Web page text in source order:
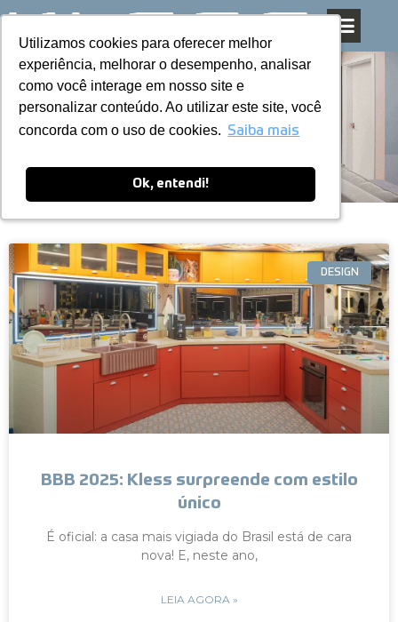
Utilizamos cookies para oferecer melhor
experiência, melhorar o desempenho, analisar
como você interage em nosso site e
personalizar conteúdo. Ao utilizar este site, você
concorda com o uso de cookies. Saiba mais
Ok, entendi!
Utilizamos cookies para oferecer melhor
experiência, melhorar o desempenho, analisar
como você interage em nosso site e
personalizar conteúdo. Ao utilizar este site, você
concorda com o uso de cookies. Saiba mais
Ok, entendi!
Pular
para
o
conteúdo
Blog
DESIGN
BBB 2025: Kless surpreende com estilo
único
É oficial: a casa mais vigiada do Brasil está de cara
nova! E, neste ano,
LEIA AGORA »